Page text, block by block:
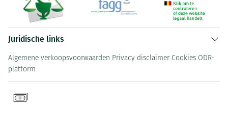
Juridische links
Algemene verkoopsvoorwaarden Privacy disclaimer Cookies ODR-
platform